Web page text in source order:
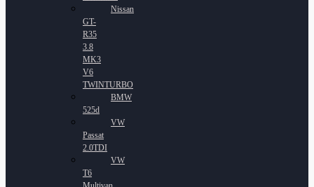
Nissan
GT-
R35
3.8
MK3
V6
TWINTURBO
BMW
525d
VW
Passat
2.0TDI
VW
T6